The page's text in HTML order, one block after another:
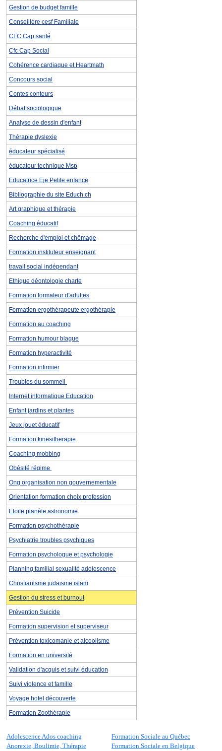
Gestion de budget famille
Conseillère cesf Familiale
CFC Cap santé
Cfc Cap Social
Cohérence cardiaque et Heartmath
Concours social
Contes conteurs
Débat sociologique
Analyse de dessin d'enfant
Thérapie dyslexie
éducateur spécialisé
éducateur technique Msp
Educatrice Eje Petite enfance
Bibliographie du site Educh.ch
Art graphique et thérapie
Coaching éducatif
Recherche d'emploi et chômage
Formation instituteur enseignant
travail social indépendant
Ethique déontologie charte
Formation formateur d'adultes
Formation ergothérapeute ergothérapie
Formation au coaching
Formation humour blague
Formation hyperactivité
Formation infirmier
Troubles du sommeil
Internet informatique Education
Enfant jardins et plantes
Jeux jouet éducatif
Formation kinesitherapie
Coaching mobbing
Obésité régime
Ong organisation non gouvernementale
Orientation formation choix profession
Etoile planète astronomie
Formation psychothérapie
Psychiatrie troubles psychiques
Formation psychologue et psychologie
Planning familial sexualité adolescence
Christianisme judaisme islam
Gestion du stress et burnout
Prévention Suicide
Formation supervision et superviseur
Prévention toxicomanie et alcoolisme
Formation en université
Validation d'acquis et suivi éducation
Suivi violence et famille
Voyage hotel découverte
Formation Zoothérapie
Adolescence Ados coaching
Anorexie, Boulimie, Thérapie
Formation Sociale au Québec
Formation Sociale en Belgique